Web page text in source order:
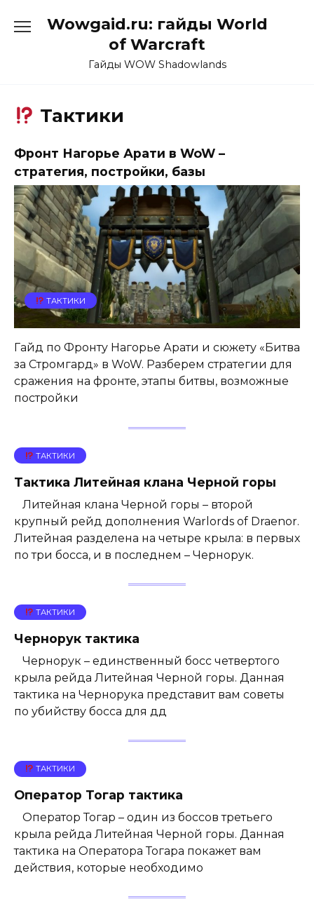
Wowgaid.ru: гайды World
of Warcraft
Гайды WOW Shadowlands
Тактики
Фронт Нагорье Арати в WoW –
стратегия, постройки, базы
ТАКТИКИ
Гайд по Фронту Нагорье Арати и сюжету «Битва
за Стромгард» в WoW. Разберем стратегии для
сражения на фронте, этапы битвы, возможные
постройки
ТАКТИКИ
Тактика Литейная клана Черной горы
Литейная клана Черной горы – второй
крупный рейд дополнения Warlords of Draenor.
Литейная разделена на четыре крыла: в первых
по три босса, и в последнем – Чернорук.
ТАКТИКИ
Чернорук тактика
Чернорук – единственный босс четвертого
крыла рейда Литейная Черной горы. Данная
тактика на Чернорука представит вам советы
по убийству босса для дд
ТАКТИКИ
Оператор Тогар тактика
Оператор Тогар – один из боссов третьего
крыла рейда Литейная Черной горы. Данная
тактика на Оператора Тогара покажет вам
действия, которые необходимо